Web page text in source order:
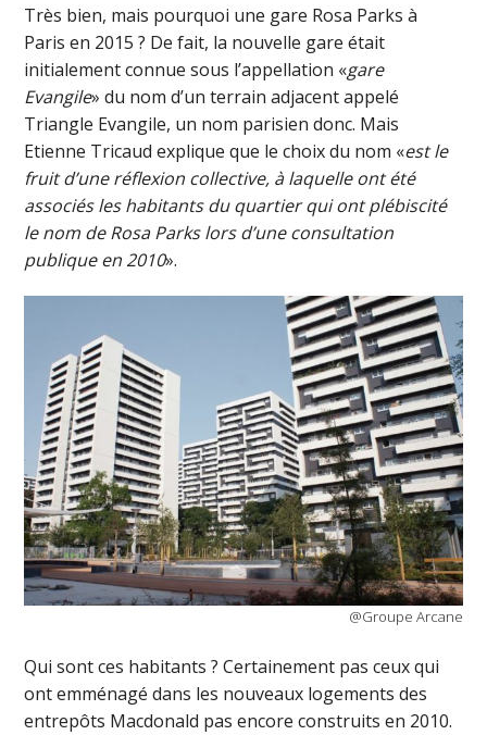
Très bien, mais pourquoi une gare Rosa Parks à
Paris en 2015 ? De fait, la nouvelle gare était
initialement connue sous l’appellation «gare
Evangile» du nom d’un terrain adjacent appelé
Triangle Evangile, un nom parisien donc. Mais
Etienne Tricaud explique que le choix du nom «est le
fruit d’une réflexion collective, à laquelle ont été
associés les habitants du quartier qui ont plébiscité
le nom de Rosa Parks lors d’une consultation
publique en 2010».
@Groupe Arcane
Qui sont ces habitants ? Certainement pas ceux qui
ont emménagé dans les nouveaux logements des
entrepôts Macdonald pas encore construits en 2010.